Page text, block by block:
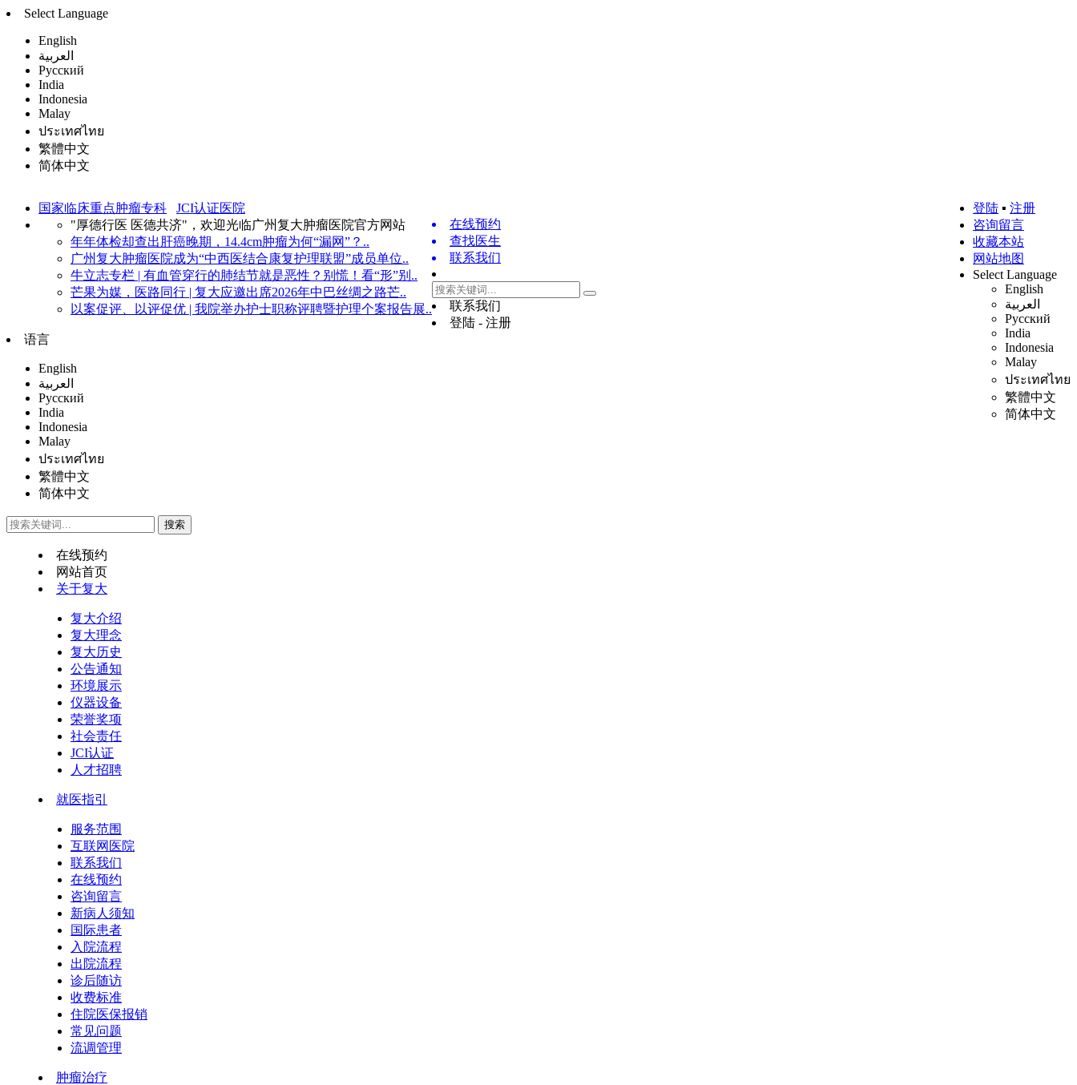
Select Language
English
العربية
Русский
India
Indonesia
Malay
ประเทศไทย
繁體中文
简体中文
国家临床重点肿瘤专科
JCI认证医院
"厚德行医 医德共济"，欢迎光临广州复大肿瘤医院官方网站
年年体检却查出肝癌晚期，14.4cm肿瘤为何“漏网”？..
广州复大肿瘤医院成为“中西医结合康复护理联盟”成员单位..
牛立志专栏 | 有血管穿行的肺结节就是恶性？别慌！看“形”别..
芒果为媒，医路同行 | 复大应邀出席2026年中巴丝绸之路芒..
以案促评、以评促优 | 我院举办护士职称评聘暨护理个案报告展..
登陆 ▪ 注册
咨询留言
收藏本站
网站地图
Select Language
English
العربية
Русский
India
Indonesia
Malay
ประเทศไทย
繁體中文
简体中文
在线预约
查找医生
联系我们
联系我们
登陆 - 注册
语言
English
العربية
Русский
India
Indonesia
Malay
ประเทศไทย
繁體中文
简体中文
在线预约
网站首页
关于复大
复大介绍
复大理念
复大历史
公告通知
环境展示
仪器设备
荣誉奖项
社会责任
JCI认证
人才招聘
就医指引
服务范围
互联网医院
联系我们
在线预约
咨询留言
新病人须知
国际患者
入院流程
出院流程
诊后随访
收费标准
住院医保报销
常见问题
流调管理
肿瘤治疗